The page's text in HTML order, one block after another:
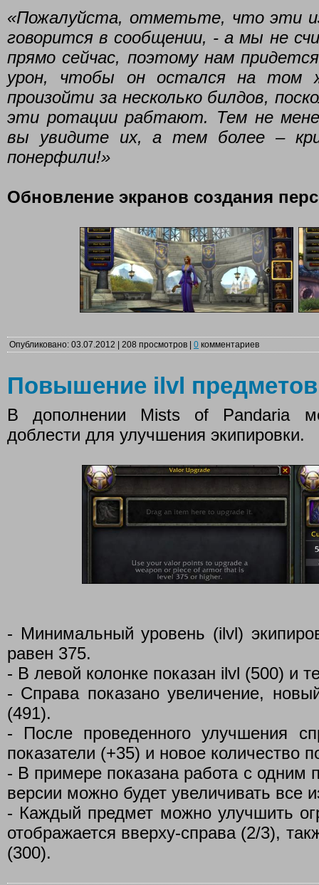
«Пожалуйста, отметьте, что эти
говорится в сообщении, - а мы не
прямо сейчас, поэтому нам
урон, чтобы он остался на том
произойти за несколько билдов,
эти ротации рабтают. Тем не
вы увидите их, а тем более –
понерфили!»
Обновление экранов создания
Опубликовано: 03.07.2012 | 208 просмотров | 0 комментариев
Повышение ilvl
В дополнении Mists of Pandaria
доблести для улучшения экипировки.
- Минимальный уровень (ilvl)
равен 375.
- В левой колонке показан ilvl (500) и
- Справа показано увеличение,
(491).
- После проведенного улучшения
показатели (+35) и новое количество
- В примере показана работа с одним
версии можно будет увеличивать все
- Каждый предмет можно улучшить
отображается вверху-справа (2/3),
(300).